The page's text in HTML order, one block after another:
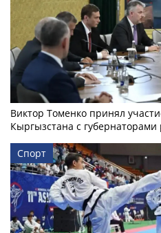
Виктор Томенко принял
Кыргызстана с губернаторами
Спорт